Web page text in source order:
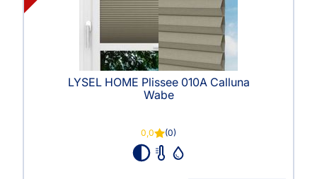
LYSEL HOME Plissee 010A Calluna
Wabe
0,0 (0)